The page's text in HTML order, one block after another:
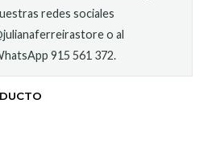
redes sociales
o al
915 561 372.